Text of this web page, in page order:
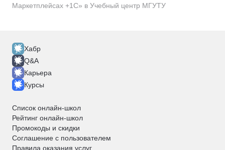
Маркетплейсах +1С» в Учебный центр МГУТУ
Хабр
Q&A
Карьера
Курсы
Список онлайн-школ
Рейтинг онлайн-школ
Промокоды и скидки
Соглашение с пользователем
Правила оказания услуг